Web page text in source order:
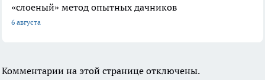
«слоеный» метод опытных дачников
6 августа
Комментарии на этой странице отключены.